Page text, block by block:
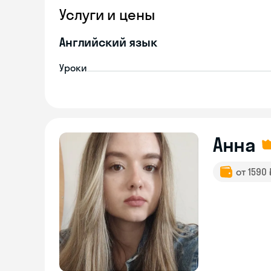
Услуги и цены
Английский язык
Уроки
Анна
от